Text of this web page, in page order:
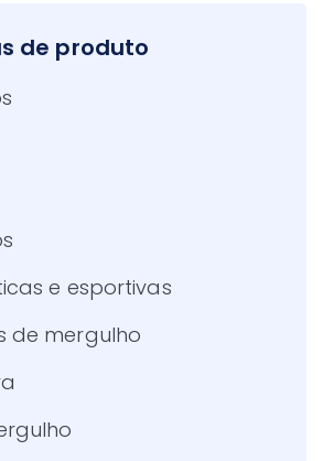
de produto
e esportivas
de mergulho